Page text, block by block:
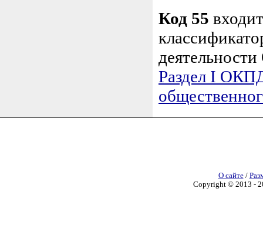
Код 55
Раздел I
О сайте/
Copyright © 2013 -